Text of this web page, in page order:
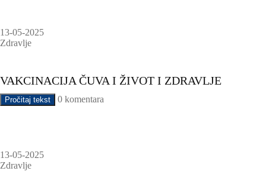
13-05-2025
Zdravlje
VAKCINACIJA ČUVA I ŽIVOT I ZDRAVLJE
Pročitaj tekst 0 komentara
13-05-2025
Zdravlje